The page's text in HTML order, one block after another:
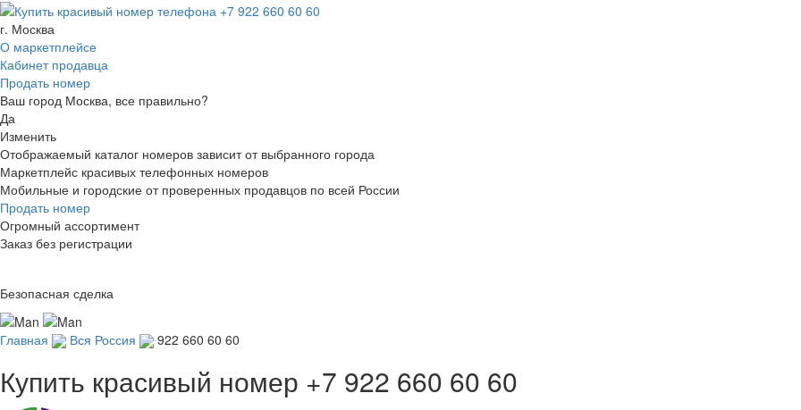
г. Москва
О маркетплейсе
Кабинет продавца
Продать номер
Ваш город Москва, все правильно?
Да
Изменить
Отображаемый каталог номеров зависит от выбранного города
Маркетплейс красивых телефонных номеров
Мобильные и городские от проверенных продавцов по всей России
Продать номер
Огромный ассортимент
Заказ без регистрации
Безопасная сделка
Главная Вся Россия 922 660 60 60
Купить красивый номер +7 922 660 60 60